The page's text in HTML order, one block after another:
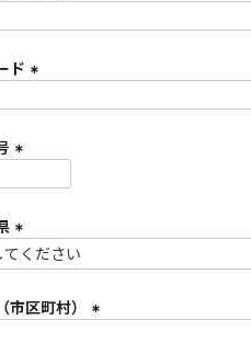
ド
須
)
(
須
)
市区町村）